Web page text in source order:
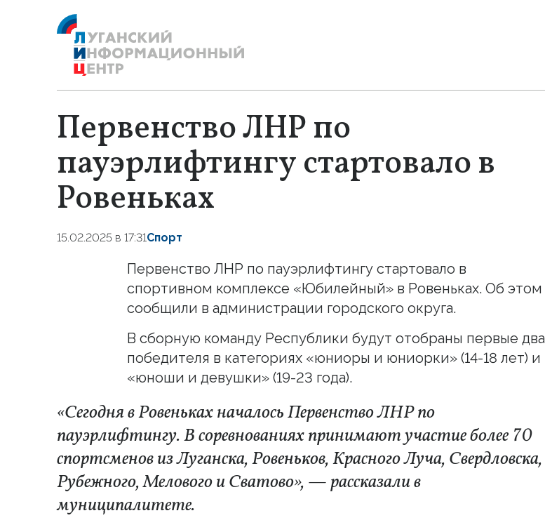
Первенство ЛНР по
пауэрлифтингу стартовало в
Ровеньках
15.02.2025 в 17:31Спорт
Первенство ЛНР по пауэрлифтингу стартовало в
спортивном комплексе «Юбилейный» в Ровеньках. Об этом
сообщили в администрации городского округа.
В сборную команду Республики будут отобраны первые два
победителя в категориях «юниоры и юниорки» (14-18 лет) и
«юноши и девушки» (19-23 года).
«Сегодня в Ровеньках началось Первенство ЛНР по
пауэрлифтингу. В соревнованиях принимают участие более 70
спортсменов из Луганска, Ровеньков, Красного Луча, Свердловска,
Рубежного, Мелового и Сватово», — рассказали в
муниципалитете.